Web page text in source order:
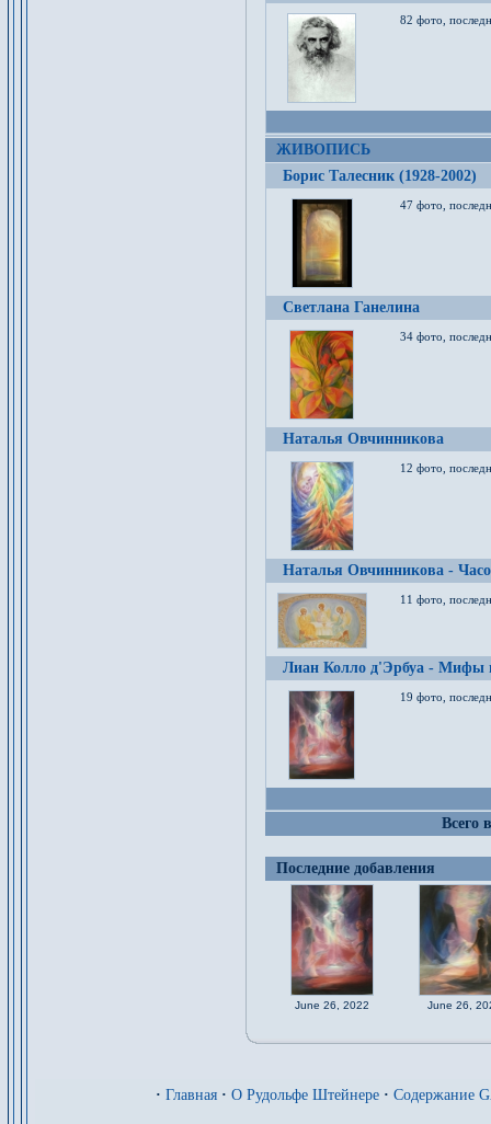
82 фото,
ЖИВОПИСЬ
Борис Талесник (1928-2002)
47 фото,
Светлана Ганелина
34 фото,
Наталья Овчинникова
12 фото,
Наталья Овчинникова -
11 фото,
Лиан Колло д'Эрбуа - Мифы
19 фото,
Всего
Последние добавления
June 26, 2022 June 26,
· Главная · О Рудольфе Штейнере · Содержание